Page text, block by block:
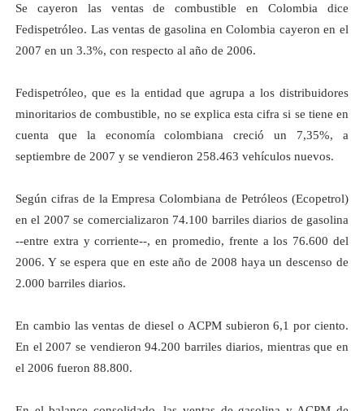
Se cayeron las ventas de combustible en Colombia dice
Fedispetróleo. Las ventas de gasolina en Colombia cayeron en el
2007 en un 3.3%, con respecto al año de 2006.
Fedispetróleo, que es la entidad que agrupa a los distribuidores
minoritarios de combustible, no se explica esta cifra si se tiene en
cuenta que la economía colombiana creció un 7,35%, a
septiembre de 2007 y se vendieron 258.463 vehículos nuevos.
Según cifras de la Empresa Colombiana de Petróleos (Ecopetrol)
en el 2007 se comercializaron 74.100 barriles diarios de gasolina
--entre extra y corriente--, en promedio, frente a los 76.600 del
2006. Y se espera que en este año de 2008 haya un descenso de
2.000 barriles diarios.
En cambio las ventas de diesel o ACPM subieron 6,1 por ciento.
En el 2007 se vendieron 94.200 barriles diarios, mientras que en
el 2006 fueron 88.800.